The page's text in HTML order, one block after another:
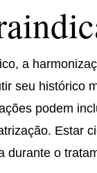
a
seu histórico
podem
Estar
durante o